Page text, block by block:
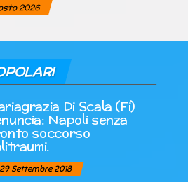
2026
Di Scala (Fi)
Napoli senza
soccorso
29 Settembre 2018